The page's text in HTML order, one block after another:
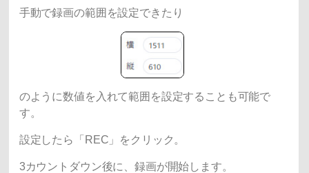
手動で録画の範囲を設定できたり
のように数値を入れて範囲を設定することも可能で
す。
設定したら「REC」をクリック。
3カウントダウン後に、録画が開始します。